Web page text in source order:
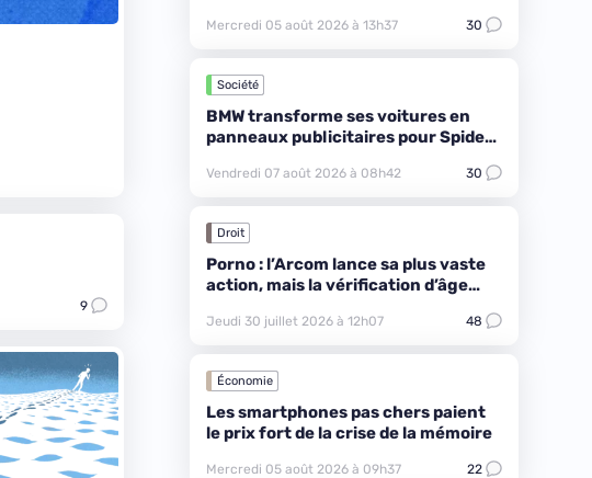
9
Mercredi 05 août 2026 à 13h37 30
Société
BMW transforme ses voitures en
panneaux publicitaires pour Spider-
Vendredi 07 août 2026 à 08h42 30
Droit
Porno : l’Arcom lance sa plus vaste
action, mais la vérification d’âge
Jeudi 30 juillet 2026 à 12h07 48
Économie
Les smartphones pas chers paient
le prix fort de la crise de la mémoire
Mercredi 05 août 2026 à 09h37 22